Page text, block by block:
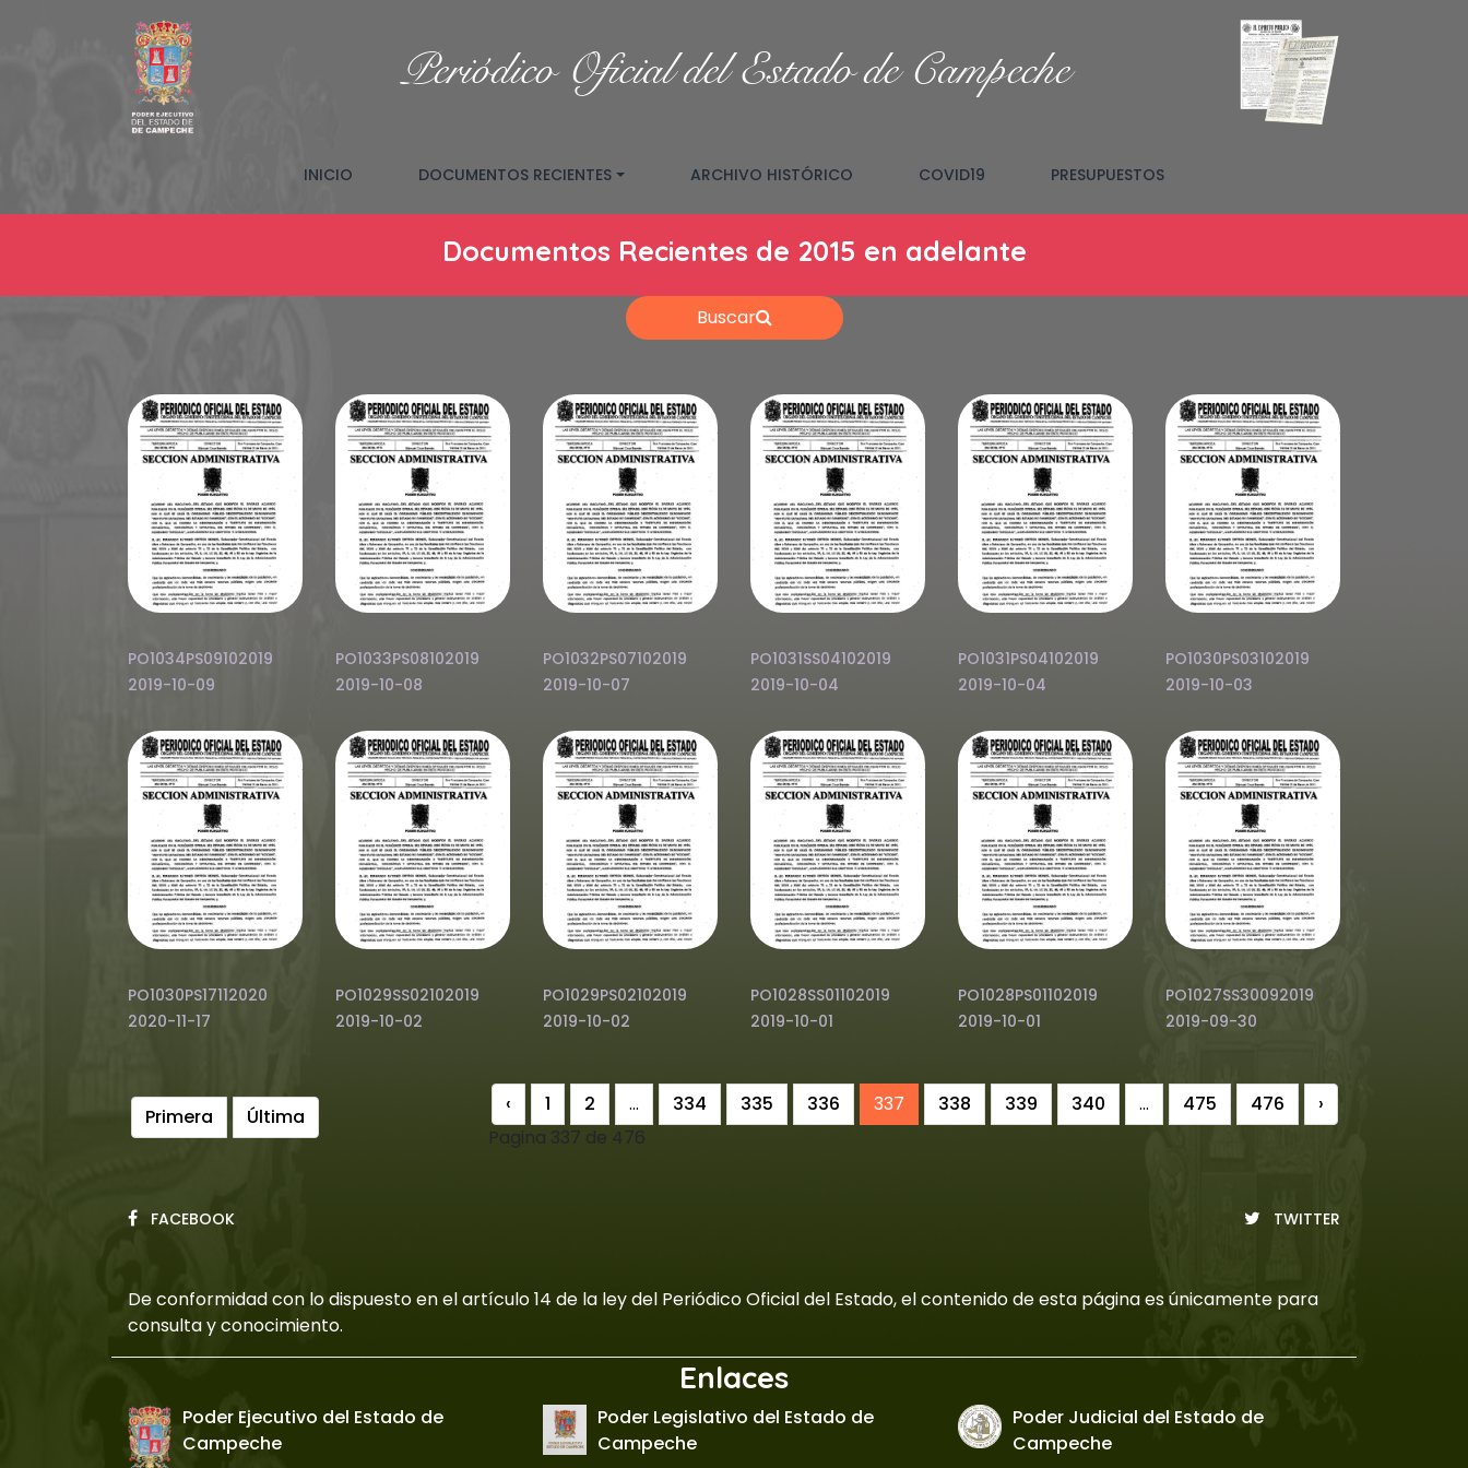
Periódico Oficial del Estado de Campeche
INICIO (CURRENT)DOCUMENTOS RECIENTES ARCHIVO HISTÓRICO COVID19 PRESUPUESTOS
Documentos Recientes de 2015 en adelante
Buscar
PO1034PS09102019
2019-10-09
PO1033PS08102019
2019-10-08
PO1032PS07102019
2019-10-07
PO1031SS04102019
2019-10-04
PO1031PS04102019
2019-10-04
PO1030PS03102019
2019-10-03
PO1030PS17112020
2020-11-17
PO1029SS02102019
2019-10-02
PO1029PS02102019
2019-10-02
PO1028SS01102019
2019-10-01
PO1028PS01102019
2019-10-01
PO1027SS30092019
2019-09-30
Primera Última
‹ 1 2 ... 334 335 336 337 338 339 340 ... 475 476
›
Pagina 337 de 476
FACEBOOK TWITTER
De conformidad con lo dispuesto en el artículo 14 de la ley del Periódico Oficial del Estado, el contenido de esta página es únicamente para
consulta y conocimiento.
Enlaces
Poder Ejecutivo del Estado de
Campeche
Poder Legislativo del Estado de
Campeche
Poder Judicial del Estado de
Campeche